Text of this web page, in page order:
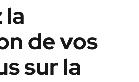
de vos
sur la